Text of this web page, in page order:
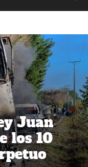
Juan
los 10